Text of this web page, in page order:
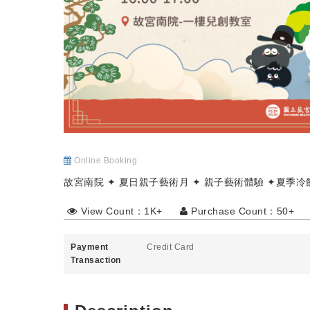
Online Booking
故宮南院 ✦ 夏日親子藝術月 ✦ 親子藝術體驗 ✦夏季冷
View Count：1K+ Purchase Count：50+
Payment
Transaction
Credit Card